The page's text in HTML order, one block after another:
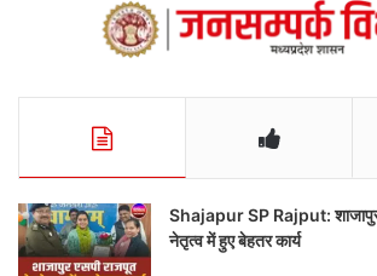
Shajapur SP Rajput:
नेतृत्व में हुए बेहतर कार्य